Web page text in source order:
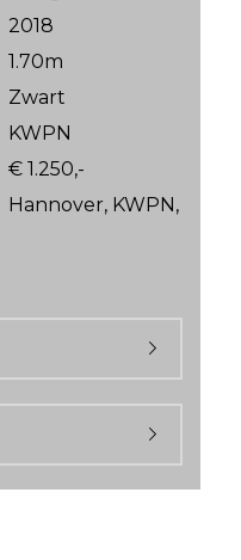
2018
1.70m
Zwart
KWPN
€ 1.250,-
Hannover, KWPN,